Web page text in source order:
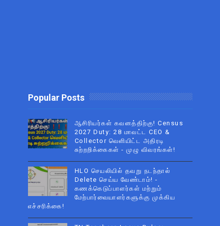
Popular Posts
ஆசிரியர்கள் கவனத்திற்கு! Census
2027 Duty: 28 மாவட்ட CEO &
Collector வெளியிட்ட அதிரடி
சுற்றறிக்கைகள் - முழு விவரங்கள்!
HLO செயலியில் தவறு நடந்தால்
Delete செய்ய வேண்டாம்! -
கணக்கெடுப்பாளர்கள் மற்றும்
மேற்பார்வையாளர்களுக்கு முக்கிய
எச்சரிக்கை!